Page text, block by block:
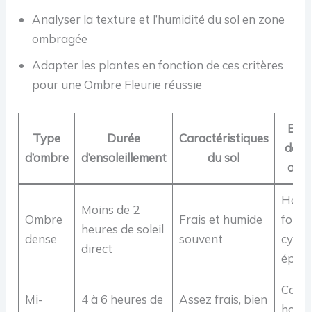
Analyser la texture et l’humidité du sol en zone
ombragée
Adapter les plantes en fonction de ces critères
pour une Ombre Fleurie réussie
Type
d’ombre
Durée
d’ensoleillement
Caractéristiques
du sol
de
Ombre
dense
Moins de 2
heures de soleil
direct
Frais et humide
souvent
Mi-
4 à 6 heures de
Assez frais, bien